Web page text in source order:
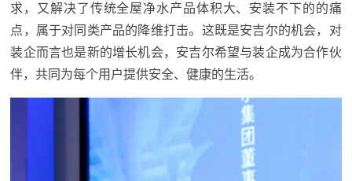
求，又解决了传统全屋净水产品体积大、安装不下的的痛
点，属于对同类产品的降维打击。这既是安吉尔的机会，对
装企而言也是新的增长机会，安吉尔希望与装企成为合作伙
伴，共同为每个用户提供安全、健康的生活。